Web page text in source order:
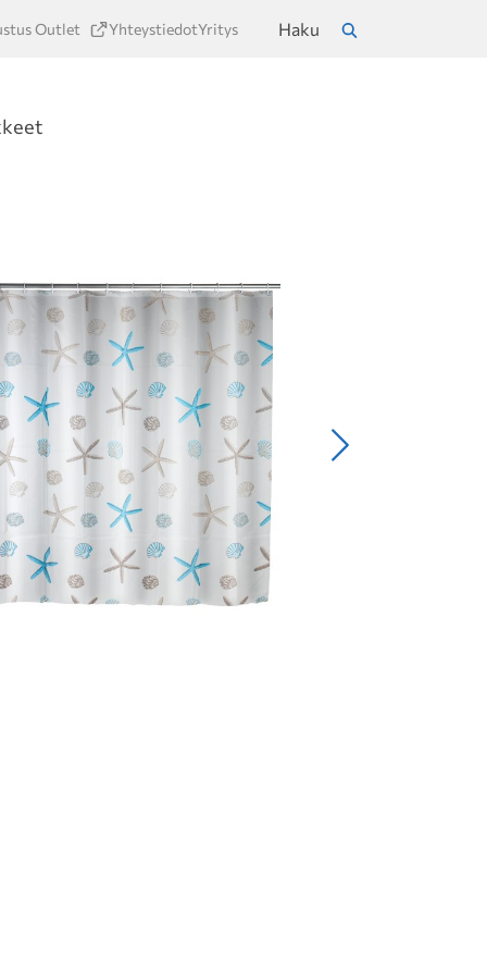
Outlet YhteystiedotYritys
Haku
Seuraava